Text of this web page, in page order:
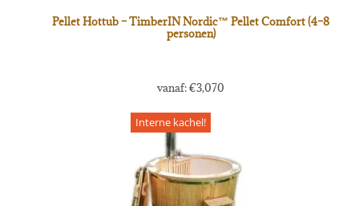
Pellet Hottub – TimberIN Nordic™ Pellet Comfort (4–8
personen)
vanaf:€3,070
Interne kachel!